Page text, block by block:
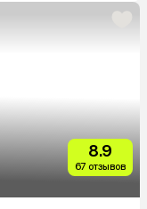
8.9
67 отзывов